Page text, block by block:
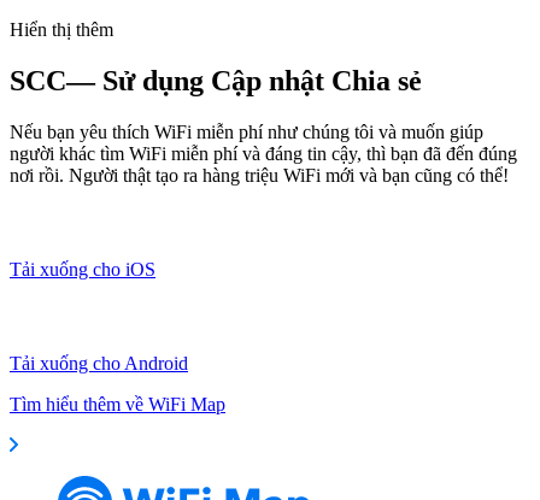
Hiển thị thêm
SCC— Sử dụng Cập nhật Chia sẻ
Nếu bạn yêu thích WiFi miễn phí như chúng tôi và muốn giúp
người khác tìm WiFi miễn phí và đáng tin cậy, thì bạn đã đến đúng
nơi rồi. Người thật tạo ra hàng triệu WiFi mới và bạn cũng có thể!
Tải xuống cho iOS
Tải xuống cho Android
Tìm hiểu thêm về WiFi Map